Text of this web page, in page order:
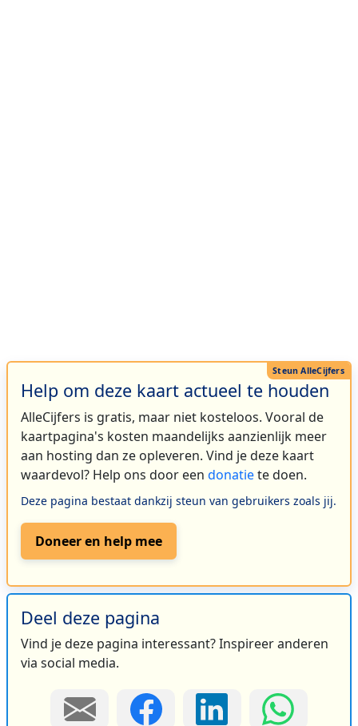
Help om deze kaart actueel te houden
AlleCijfers is gratis, maar niet kosteloos. Vooral de
kaartpagina's kosten maandelijks aanzienlijk meer
aan hosting dan ze opleveren. Vind je deze kaart
waardevol? Help ons door een donatiete doen.
Deze pagina bestaat dankzij steun van gebruikers zoals jij.
Doneer en help mee
Deel deze pagina
Vind je deze pagina interessant? Inspireer anderen
via social media.